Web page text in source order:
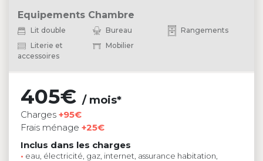
Equipements Chambre
Lit double Bureau
Rangements
Literie et
accessoires
Mobilier
405€ / mois*
Charges +95€
Frais ménage +25€
Inclus dans les charges
• eau, électricité, gaz, internet, assurance habitation,